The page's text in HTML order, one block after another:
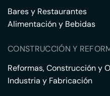
Bares y Restaurantes
Alimentación y Bebidas
CONSTRUCCIÓN Y
Reformas, Construcción y
Industria y Fabricación